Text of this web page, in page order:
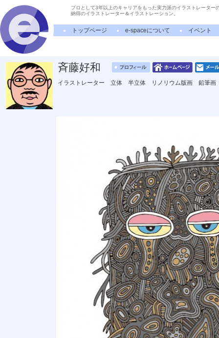
プロとして3年以上のキャリアをもった実力派のイラストレーター
納得のイラストレーター＆イラストレーション。
トップページ e-spaceについて イベント
斉藤好和
イラストレーター 立体 半立体 リノリウム版画 鉛筆画